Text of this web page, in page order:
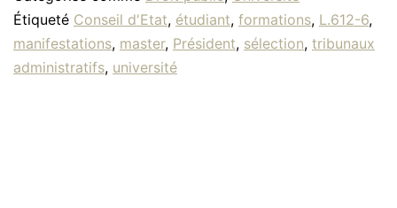
Étiqueté Conseil d'Etat, étudiant, formations, L.612-6,
manifestations, master, Président, sélection, tribunaux
administratifs, université